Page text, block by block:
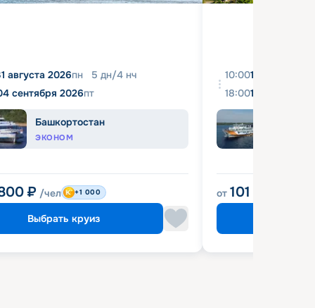
августа 2026пн 5 дн/4 нч
сентября 2026пт
Башкортостан
ЭКОНОМ
₽ /чел +1 000
Выбрать круиз
10:0010 августа
18:0016 августа
от 101 900